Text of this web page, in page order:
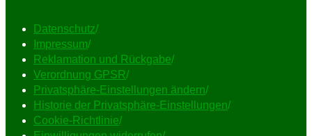
Datenschutz/
Impressum/
Reklamation und Rückgabe/
Verordnung GPSR/
Privatsphäre-Einstellungen ändern/
Historie der Privatsphäre-Einstellungen/
Cookie-Richtlinie/